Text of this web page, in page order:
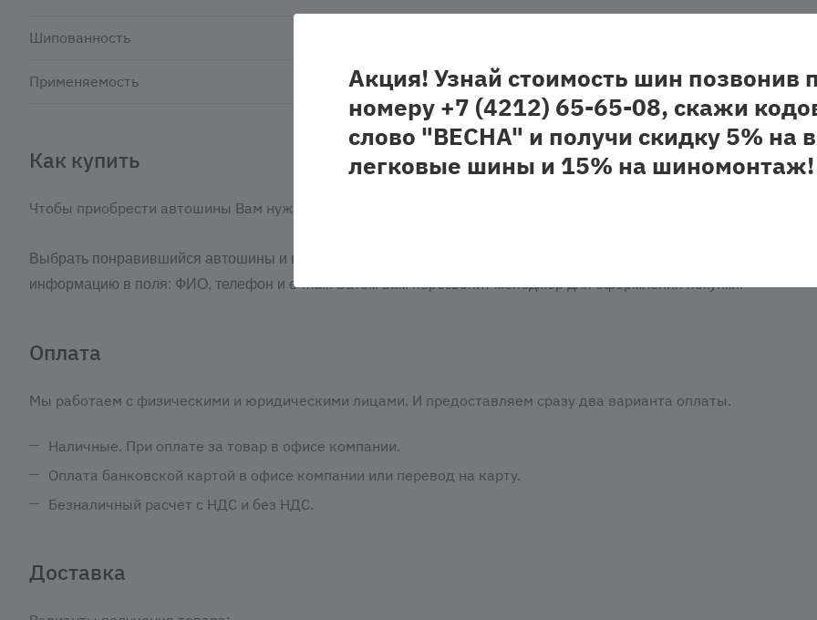
Шипованность
Применяемость легковая
Как купить
Чтобы приобрести автошины Вам нужно:
Выбрать понравившийся автошины и нажать кнопку «Заказать». При оформлении заказа заполнить форму.
информацию в поля: ФИО, телефон и e-mail. Затем вам перезвонит менеджер для оформления покупки.
Оплата
Мы работаем с физическими и юридическими лицами. И предоставляем сразу два варианта оплаты.
Наличные. При оплате за товар в офисе компании.
Оплата банковской картой в офисе компании или перевод на карту.
Безналичный расчет с НДС и без НДС.
Доставка
Акция! Узнай стоимость шин позвонив
номеру +7 (4212) 65-65-08, скажи
слово "ВЕСНА" и получи скидку 5% на
легковые шины и 15% на шиномонтаж!